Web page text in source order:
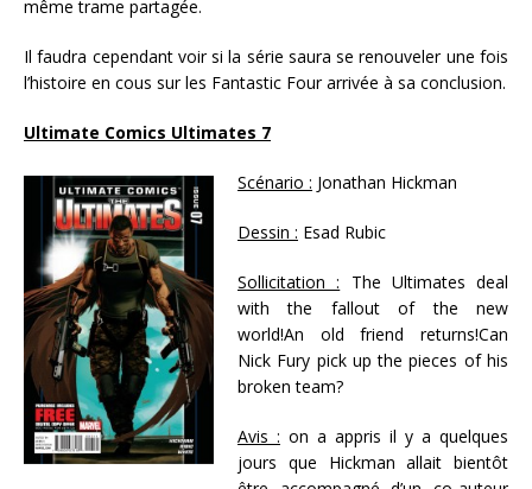
même trame partagée.
Il faudra cependant voir si la série saura se renouveler une fois
l’histoire en cous sur les Fantastic Four arrivée à sa conclusion.
Ultimate Comics Ultimates 7
Scénario : Jonathan Hickman
Dessin : Esad Rubic
Sollicitation : The Ultimates deal
with the fallout of the new
world!An old friend returns!Can
Nick Fury pick up the pieces of his
broken team?
Avis : on a appris il y a quelques
jours que Hickman allait bientôt